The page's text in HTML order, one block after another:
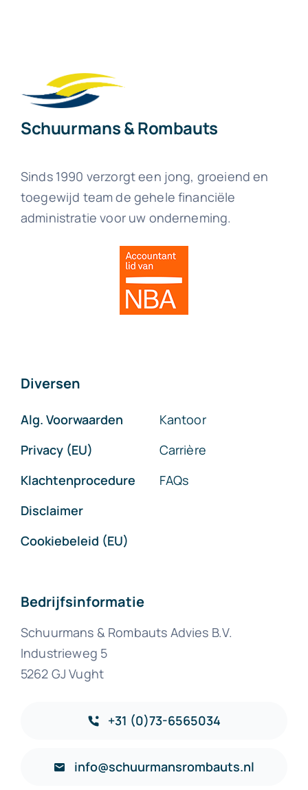
Schuurmans & Rombauts
Sinds 1990 verzorgt een jong, groeiend en
toegewijd team de gehele financiële
administratie voor uw onderneming.
Diversen
Alg. Voorwaarden
Privacy (EU)
Klachtenprocedure
Disclaimer
Cookiebeleid (EU)
Kantoor
Carrière
FAQs
Bedrijfsinformatie
Schuurmans & Rombauts Advies B.V.
Industrieweg 5
5262 GJ Vught
+31 (0)73-6565034
info@schuurmansrombauts.nl